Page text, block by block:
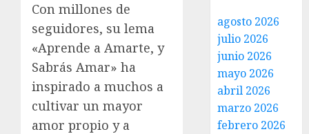
Con millones de
seguidores, su lema
«Aprende a Amarte, y
Sabrás Amar» ha
inspirado a muchos a
cultivar un mayor
amor propio y a
agosto 2026
julio 2026
junio 2026
mayo 2026
abril 2026
marzo 2026
febrero 2026